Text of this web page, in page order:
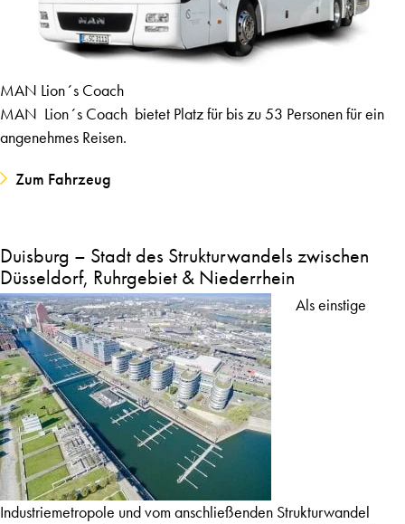
MAN Lion´s Coach
MAN Lion´s Coach bietet Platz für bis zu 53 Personen für ein
angenehmes Reisen.
Zum Fahrzeug
Duisburg – Stadt des Strukturwandels zwischen
Düsseldorf, Ruhrgebiet & Niederrhein
Als einstige
Industriemetropole und vom anschließenden Strukturwandel